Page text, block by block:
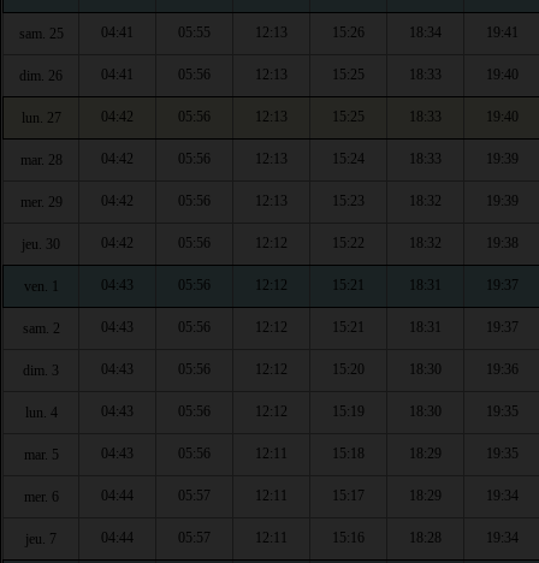
sam. 25 04:41 05:55 12:13 15:26 18:34 19:41
dim. 26 04:41 05:56 12:13 15:25 18:33 19:40
lun. 27 04:42 05:56 12:13 15:25 18:33 19:40
mar. 28 04:42 05:56 12:13 15:24 18:33 19:39
mer. 29 04:42 05:56 12:13 15:23 18:32 19:39
jeu. 30 04:42 05:56 12:12 15:22 18:32 19:38
ven. 1 04:43 05:56 12:12 15:21 18:31 19:37
sam. 2 04:43 05:56 12:12 15:21 18:31 19:37
dim. 3 04:43 05:56 12:12 15:20 18:30 19:36
lun. 4 04:43 05:56 12:12 15:19 18:30 19:35
mar. 5 04:43 05:56 12:11 15:18 18:29 19:35
mer. 6 04:44 05:57 12:11 15:17 18:29 19:34
jeu. 7 04:44 05:57 12:11 15:16 18:28 19:34